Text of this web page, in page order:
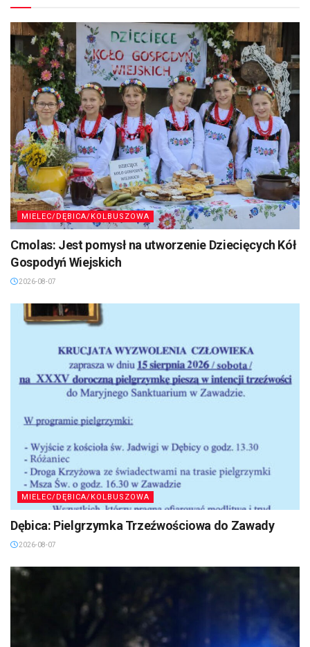
MIELEC/DĘBICA/KOLBUSZOWA
Cmolas: Jest pomysł na utworzenie Dziecięcych Kół
Gospodyń Wiejskich
2026-08-07
MIELEC/DĘBICA/KOLBUSZOWA
Dębica: Pielgrzymka Trzeźwościowa do Zawady
2026-08-07